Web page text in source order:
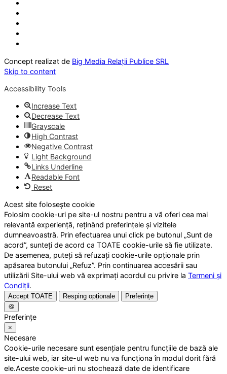
Concept realizat de Big Media Relații Publice SRL
Skip to content
Accessibility Tools
Increase Text
Decrease Text
Grayscale
High Contrast
Negative Contrast
Light Background
Links Underline
Readable Font
Reset
Acest site folosește cookie
Folosim cookie-uri pe site-ul nostru pentru a vă oferi cea mai
relevantă experiență, reținând preferințele și vizitele
dumneavoastră. Prin efectuarea unui click pe butonul „Sunt de
acord”, sunteți de acord ca TOATE cookie-urile să fie utilizate.
De asemenea, puteți să refuzați cookie-urile opționale prin
apăsarea butonului „Refuz”. Prin continuarea accesării sau
utilizării Site-ului web vă exprimați acordul cu privire la Termeni și
Condiții.
Accept TOATE Resping opționale
Preferințe
🍪
Preferințe
×
Necesare
Cookie-urile necesare sunt esențiale pentru funcțiile de bază ale
site-ului web, iar site-ul web nu va funcționa în modul dorit fără
ele.Aceste cookie-uri nu stochează date de identificare